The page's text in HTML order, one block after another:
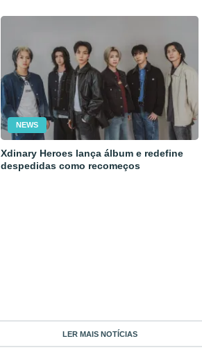
NEWS
Xdinary Heroes lança álbum e redefine
despedidas como recomeços
LER MAIS NOTÍCIAS